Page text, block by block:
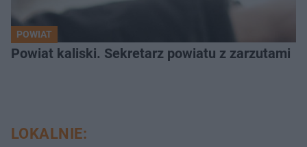
POWIAT
Powiat kaliski. Sekretarz powiatu z zarzutami
LOKALNIE: